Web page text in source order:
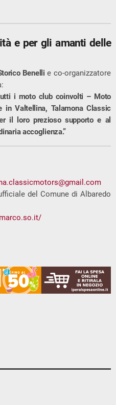
e per gli amanti delle
Benelli e co-organizzatore
i moto club coinvolti – Moto
in Valtellina, Talamona Classic
il loro prezioso supporto e al
accoglienza.”
del Comune di Albaredo